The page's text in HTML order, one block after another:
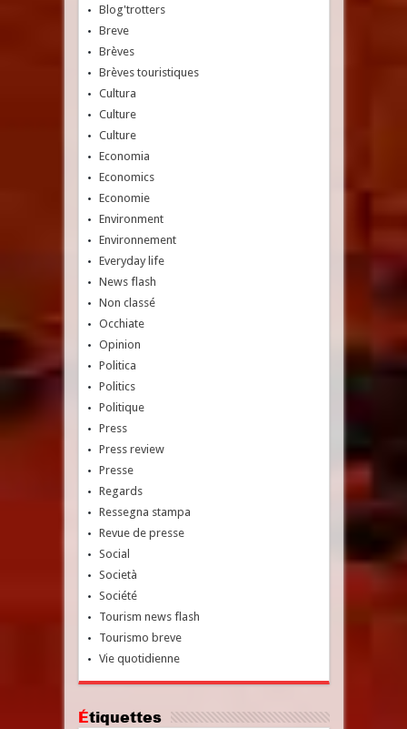
Blog'trotters
Breve
Brèves
Brèves touristiques
Cultura
Culture
Culture
Economia
Economics
Economie
Environment
Environnement
Everyday life
News flash
Non classé
Occhiate
Opinion
Politica
Politics
Politique
Press
Press review
Presse
Regards
Ressegna stampa
Revue de presse
Social
Società
Société
Tourism news flash
Tourismo breve
Vie quotidienne
Étiquettes